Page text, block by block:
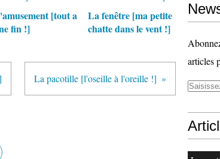
[tout a
fin !]
La fenêtre [ma petite
chatte dans le vent !]
La pacotille [l'oseille à l'oreille !]
articles